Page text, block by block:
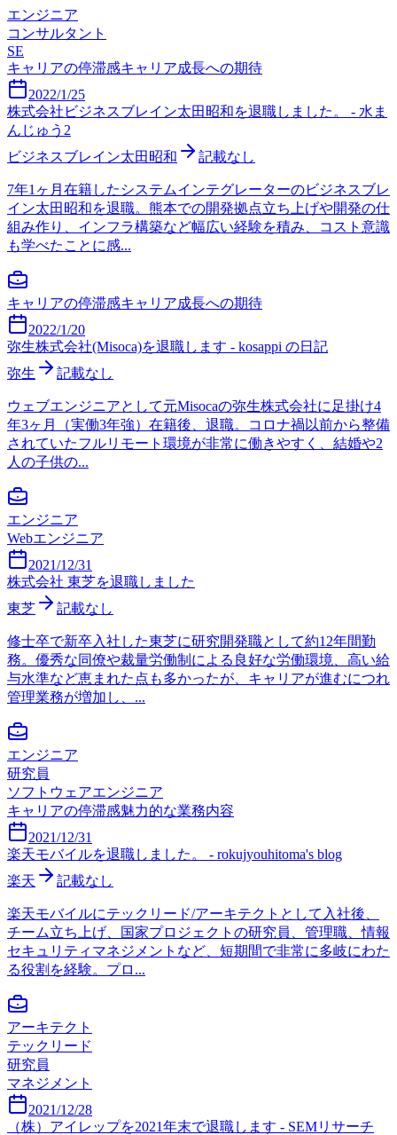
エンジニア
コンサルタント
SE
キャリアの停滞感キャリア成長への期待
2022/1/25
株式会社ビジネスブレイン太田昭和を退職しました。 - 水ま
んじゅう2
ビジネスブレイン太田昭和
記載なし
7年1ヶ月在籍したシステムインテグレーターのビジネスブレ
イン太田昭和を退職。熊本での開発拠点立ち上げや開発の仕
組み作り、インフラ構築など幅広い経験を積み、コスト意識
も学べたことに感...
キャリアの停滞感キャリア成長への期待
2022/1/20
弥生株式会社(Misoca)を退職します - kosappi の日記
弥生
記載なし
ウェブエンジニアとして元Misocaの弥生株式会社に足掛け4
年3ヶ月（実働3年強）在籍後、退職。コロナ禍以前から整備
されていたフルリモート環境が非常に働きやすく、結婚や2
人の子供の...
エンジニア
Webエンジニア
2021/12/31
株式会社 東芝を退職しました
東芝
記載なし
修士卒で新卒入社した東芝に研究開発職として約12年間勤
務。優秀な同僚や裁量労働制による良好な労働環境、高い給
与水準など恵まれた点も多かったが、キャリアが進むにつれ
管理業務が増加し、...
エンジニア
研究員
ソフトウェアエンジニア
キャリアの停滞感魅力的な業務内容
2021/12/31
楽天モバイルを退職しました。 - rokujyouhitoma's blog
楽天
記載なし
楽天モバイルにテックリード/アーキテクトとして入社後、
チーム立ち上げ、国家プロジェクトの研究員、管理職、情報
セキュリティマネジメントなど、短期間で非常に多岐にわた
る役割を経験。プロ...
アーキテクト
テックリード
研究員
マネジメント
2021/12/28
（株）アイレップを2021年末で退職します - SEMリサーチ